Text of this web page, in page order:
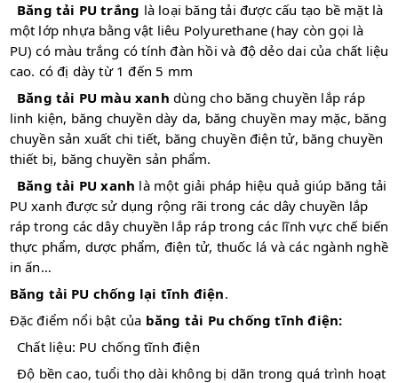
Băng tải PU trắng là loại băng tải được cấu tạo bề mặt là
một lớp nhựa bằng vật liêu Polyurethane (hay còn gọi là
PU) có màu trắng có tính đàn hồi và độ dẻo dai của chất liệu
cao. có đị dày từ 1 đến 5 mm
Băng tải PU màu xanh dùng cho băng chuyền lắp ráp
linh kiện, băng chuyền dày da, băng chuyền may mặc, băng
chuyền sản xuất chi tiết, băng chuyền điện tử, băng chuyền
thiết bị, băng chuyền sản phẩm.
Băng tải PU xanh là một giải pháp hiệu quả giúp băng tải
PU xanh được sử dụng rộng rãi trong các dây chuyền lắp
ráp trong các dây chuyền lắp ráp trong các lĩnh vực chế biến
thực phẩm, dược phẩm, điện tử, thuốc lá và các ngành nghề
in ấn…
Băng tải PU chống lại tĩnh điện.
Đặc điểm nổi bật của băng tải Pu chống tĩnh điện:
Chất liệu: PU chống tĩnh điện
Độ bền cao, tuổi thọ dài không bị dãn trong quá trình hoạt